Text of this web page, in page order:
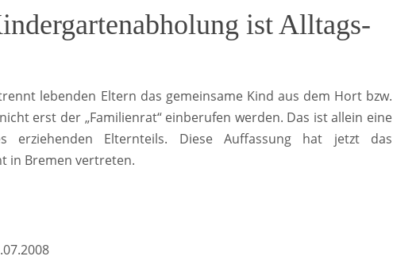
ist Alltags-
lebenden Eltern das gemeinsame Kind aus dem Hort bzw.
erst der „Familienrat“ einberufen werden. Das ist allein eine
erziehenden Elternteils. Diese Auffassung hat jetzt das
in Bremen vertreten.